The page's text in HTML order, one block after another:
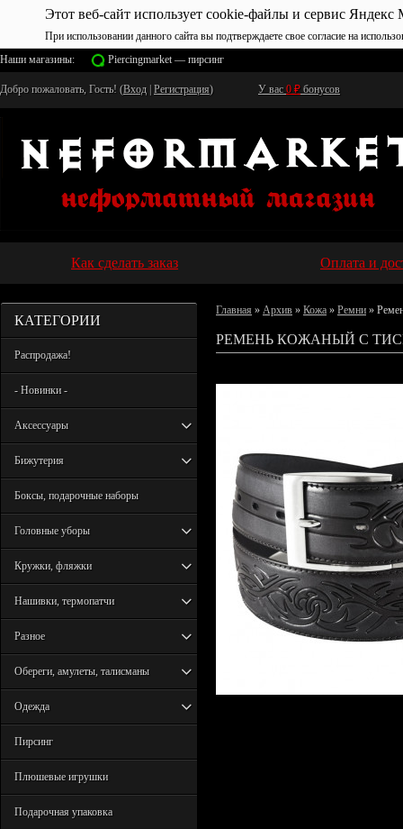
Этот веб-сайт использует cookie-файлы и сервис Яндекс
При использовании данного сайта вы подтверждаете свое согласие на
Наши магазины:
Piercingmarket — пирсинг
Добро пожаловать, Гость! (Вход Регистрация) У вас 0 ₽ бонусов
Как сделать заказ Оплата и
КАТЕГОРИИ
Распродажа!
- Новинки -
Аксессуары
Бижутерия
Боксы, подарочные наборы
Головные уборы
Кружки, фляжки
Нашивки, термопатчи
Разное
Обереги, амулеты, талисманы
Одежда
Пирсинг
Плюшевые игрушки
Подарочная упаковка
Главная » Архив » Кожа » Ремни »
РЕМЕНЬ КОЖАНЫЙ С